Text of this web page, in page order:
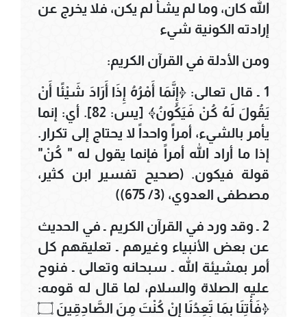
الله كان، وما لم يشأ لم يكن، فلا يخرج عن
إرادته الكونية شيء
ومن الأدلة في القرآن الكريم:
1 ـ قال تعالى: ﴿إِنَّمَا أَمْرُهُ إِذَا أَرَادَ شَيْئًا أَنْ
يَقُولَ لَهُ كُنْ فَيَكُونُ﴾ [يس: 82]. أي: إنما
يأمر بالشيء، أمراً واحداً لا يحتاج إلى تكرار.
إذا ما أراد الله أمراً فإنما يقول له " كُنْ"
قولة فيكون. (صحيح تفسير ابن كثير،
مصطفى العدوي، (3/ 675))
2 ـ وقد ورد في القرآن الكريم ـ في الحديث
عن بعض الأنبياء وغيرهم ـ تعليقهم كل
أمر بمشيئة الله ـ سبحانه وتعالى ـ فنوح
عليه الصلاة والسلام، لما قال له قومه:
﴿فَأْتِنَا بِمَا تَعِدُنَا إِنْ كُنْتَ مِنَ الصَّادِقِينَ ۝